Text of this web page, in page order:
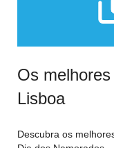
Os
Lisboa
Descubra os